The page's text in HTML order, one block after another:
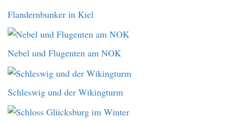
Flandernbunker in Kiel
Nebel und Flugenten am NOK
Schleswig und der Wikingturm